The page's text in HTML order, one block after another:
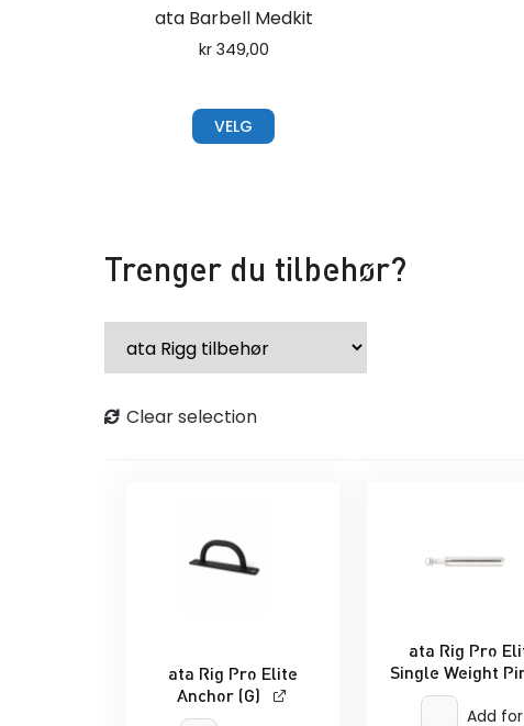
ata Barbell Medkit
kr349,00
VELG
Trenger du tilbehør?
Clear selection
ata Rig Pro Elite
Anchor (G)
ata Rig Pro
Single Weight
Add for